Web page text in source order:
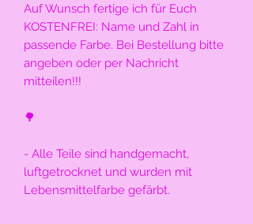
Auf Wunsch fertige ich für Euch
KOSTENFREI: Name und Zahl in
passende Farbe. Bei Bestellung bitte
angeben oder per Nachricht
mitteilen!!!
🌳
- Alle Teile sind handgemacht,
luftgetrocknet und wurden mit
Lebensmittelfarbe gefärbt.